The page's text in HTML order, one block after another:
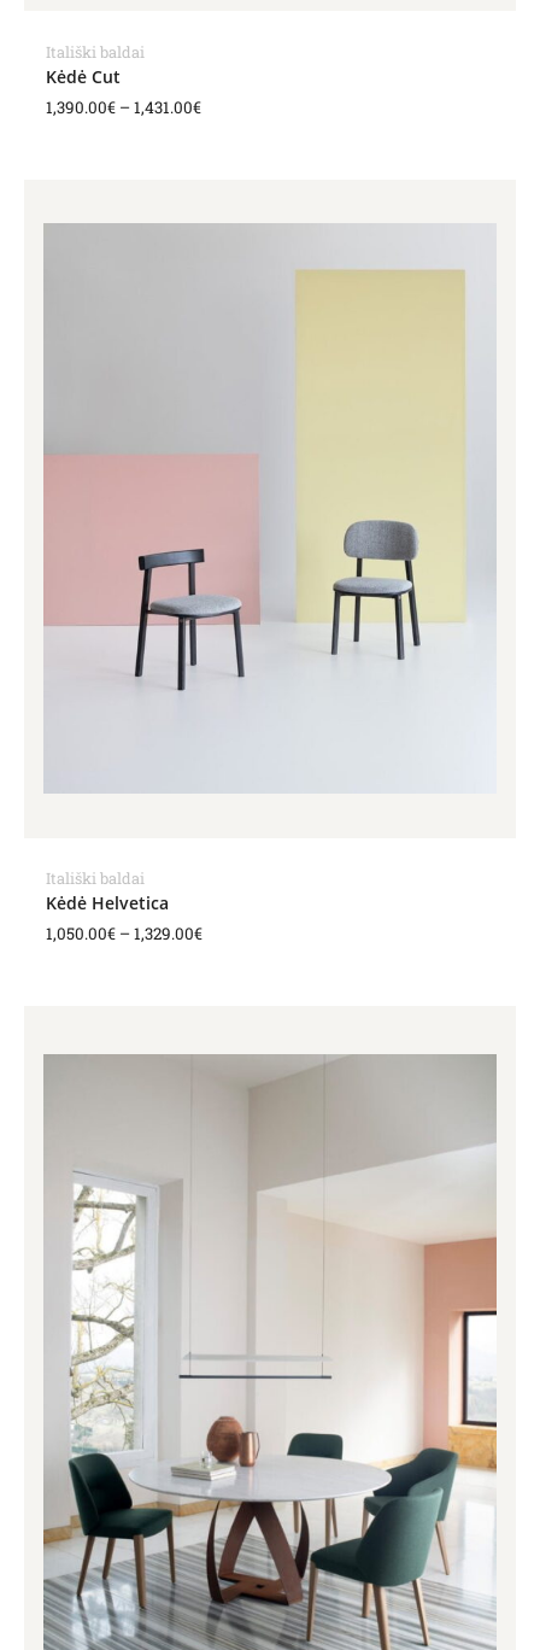
Itališki baldai
Kėdė Cut
1,390.00€ –1,431.00€
Itališki baldai
Kėdė Helvetica
1,050.00€ –1,329.00€
1,050.00€
1,020.00€